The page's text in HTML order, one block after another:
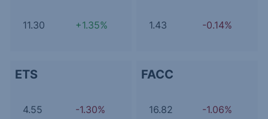
11.30 +1.35% 1.43 -0.14%
ETS
4.55 -1.30%
FACC
16.82 -1.06%